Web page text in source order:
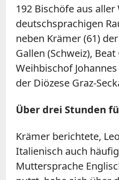
192 Bischöfe aus
deutschsprachigen
neben Krämer (61)
Gallen (Schweiz),
Weihbischof
der Diözese Graz-
Über drei Stunden
Krämer berichtete,
Italienisch auch
Muttersprache